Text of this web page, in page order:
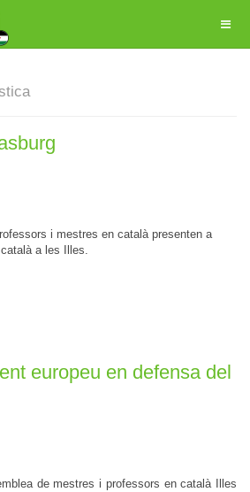
i mestres en català presenten a
a les Illes.
europeu en defensa del
de mestres i professors en català Illes